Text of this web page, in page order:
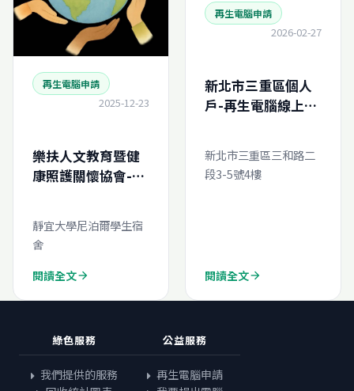
再生電腦申請
2025-12-23
樂扶人文教育暨健
康照護關懷協會-再
靜宜大學尼泊爾學生宿
舍
閱讀全文arrow_forward
再生電腦申請
2026-02-27
新北市三重區個人
戶-再生電腦線上申
新北市三重區三和路二
段3-5號4樓
閱讀全文arrow_forward
綠色服務
我們提供的服務
公益服務
再生電腦申請